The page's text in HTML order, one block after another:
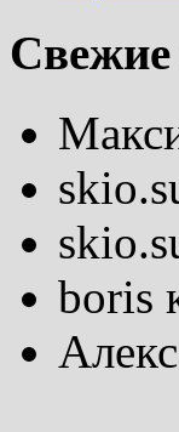
boris